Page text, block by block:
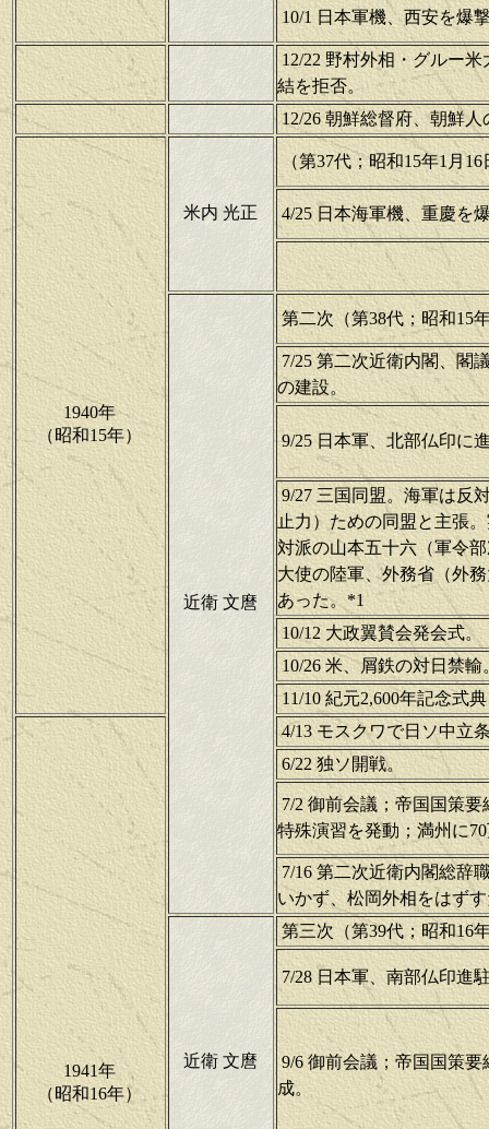
10/1 日本軍機、西安を爆
12/22 野村外相・グルー
結を拒否。
12/26 朝鮮総督府、朝鮮
1940年
（昭和15年）
米内 光正
（第37代；昭和15年1月
4/25 日本海軍機、重慶を
近衛 文麿
第二次（第38代；昭和15
7/25 第二次近衛内閣、閣
の建設。
9/25 日本軍、北部仏印に
9/27 三国同盟。海軍は反
止力）ための同盟と主張
対派の山本五十六（軍令
大使の陸軍、外務省（外
あった。*1
10/12 大政翼賛会発会式。
10/26 米、屑鉄の対日禁輸
11/10 紀元2,600年記念式
1941年
（昭和16年）
4/13 モスクワで日ソ中立
6/22 独ソ開戦。
7/2 御前会議；帝国国策
特殊演習を発動；満州に
7/16 第二次近衛内閣総辞
いかず、松岡外相をはず
近衛 文麿
第三次（第39代；昭和16
7/28 日本軍、南部仏印進
9/6 御前会議；帝国国策
成。